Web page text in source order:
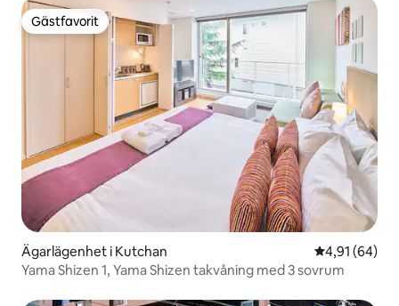
Gästfavorit
Gästfavorit
Ägarlägenhet i Kutchan 4,91 av 5 i
4,91 (64)
Yama Shizen 1, Yama Shizen takvåning med 3 sovrum